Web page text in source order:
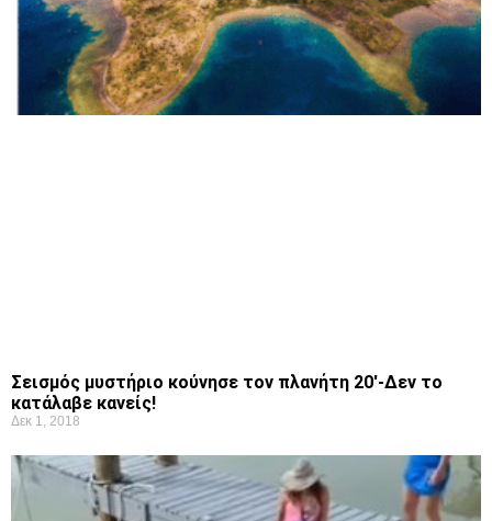
Σεισμός μυστήριο κούνησε τον πλανήτη 20'-Δεν το
κατάλαβε κανείς!
Δεκ 1, 2018